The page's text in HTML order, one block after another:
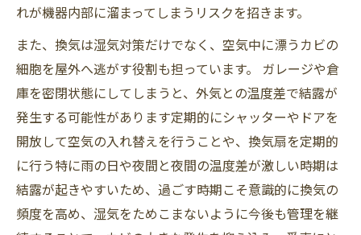
れが機器内部に溜まってしまうリスクを招きます。
また、換気は湿気対策だけでなく、空気中に漂うカビの
細胞を屋外へ逃がす役割も担っています。 ガレージや倉
庫を密閉状態にしてしまうと、外気との温度差で結露が
発生する可能性があります定期的にシャッターやドアを
開放して空気の入れ替えを行うことや、換気扇を定期的
に行う特に雨の日や夜間と夜間の温度差が激しい時期は
結露が起きやすいため、過ごす時期こそ意識的に換気の
頻度を高め、湿気をためこまないように今後も管理を継